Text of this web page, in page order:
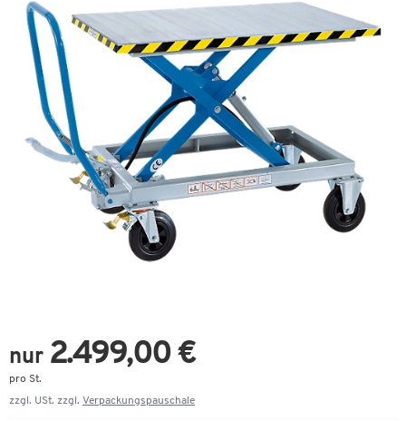
nur 2.499,00 €
pro St.
zzgl. USt. zzgl. Verpackungspauschale